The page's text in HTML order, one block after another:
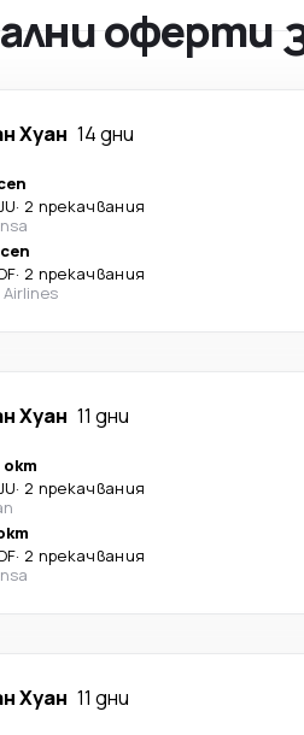
оферти
Хуан 14 дни
· 2 прекачвания
· 2 прекачвания
Хуан 11 дни
окт
· 2 прекачвания
· 2 прекачвания
Хуан 11 дни